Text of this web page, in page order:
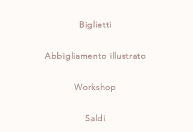
Biglietti
Abbigliamento illustrato
Workshop
Saldi